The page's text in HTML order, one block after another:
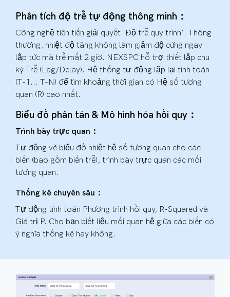
Phân tích độ trễ tự động thông minh：
Công nghệ tiên tiến giải quyết 'Độ trễ quy trình'. Thông
thường, nhiệt độ tăng không làm giảm độ cứng ngay
lập tức mà trễ mất 2 giờ. NEXSPC hỗ trợ thiết lập chu
kỳ Trễ (Lag/Delay). Hệ thống tự động lặp lại tính toán
(T-1... T-N) để tìm khoảng thời gian có Hệ số tương
quan (R) cao nhất.
Biểu đồ phân tán & Mô hình hóa hồi quy：
Trình bày trực quan：
Tự động vẽ biểu đồ nhiệt hệ số tương quan cho các
biến (bao gồm biến trễ), trình bày trực quan các mối
tương quan.
Thống kê chuyên sâu：
Tự động tính toán Phương trình hồi quy, R-Squared và
Giá trị P. Cho bạn biết liệu mối quan hệ giữa các biến có
ý nghĩa thống kê hay không.